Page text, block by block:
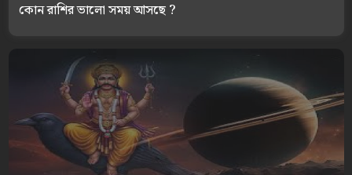
কোন রাশির ভালো সময় আসছে ?